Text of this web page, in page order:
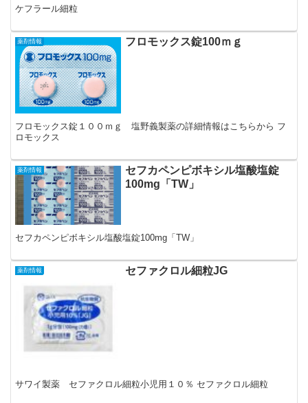
ケフラール細粒
薬剤情報 フロモックス錠100ｍｇ
フロモックス錠１００ｍｇ 塩野義製薬の詳細情報はこちらから フ
ロモックス
薬剤情報
セフカペンピボキシル塩酸塩錠
100mg「TW」
セフカペンピボキシル塩酸塩錠100mg「TW」
薬剤情報 セファクロル細粒JG
サワイ製薬 セファクロル細粒小児用１０％ セファクロル細粒